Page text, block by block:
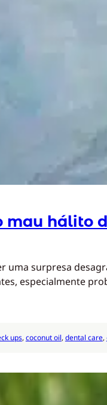
mau hálito
uma surpresa
especialmente
ups, coconut oil, dental care,